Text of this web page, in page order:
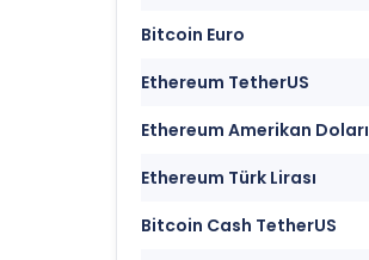
Bitcoin Euro
Ethereum TetherUS
Ethereum Amerikan Doları
Ethereum Türk Lirası
Bitcoin Cash TetherUS